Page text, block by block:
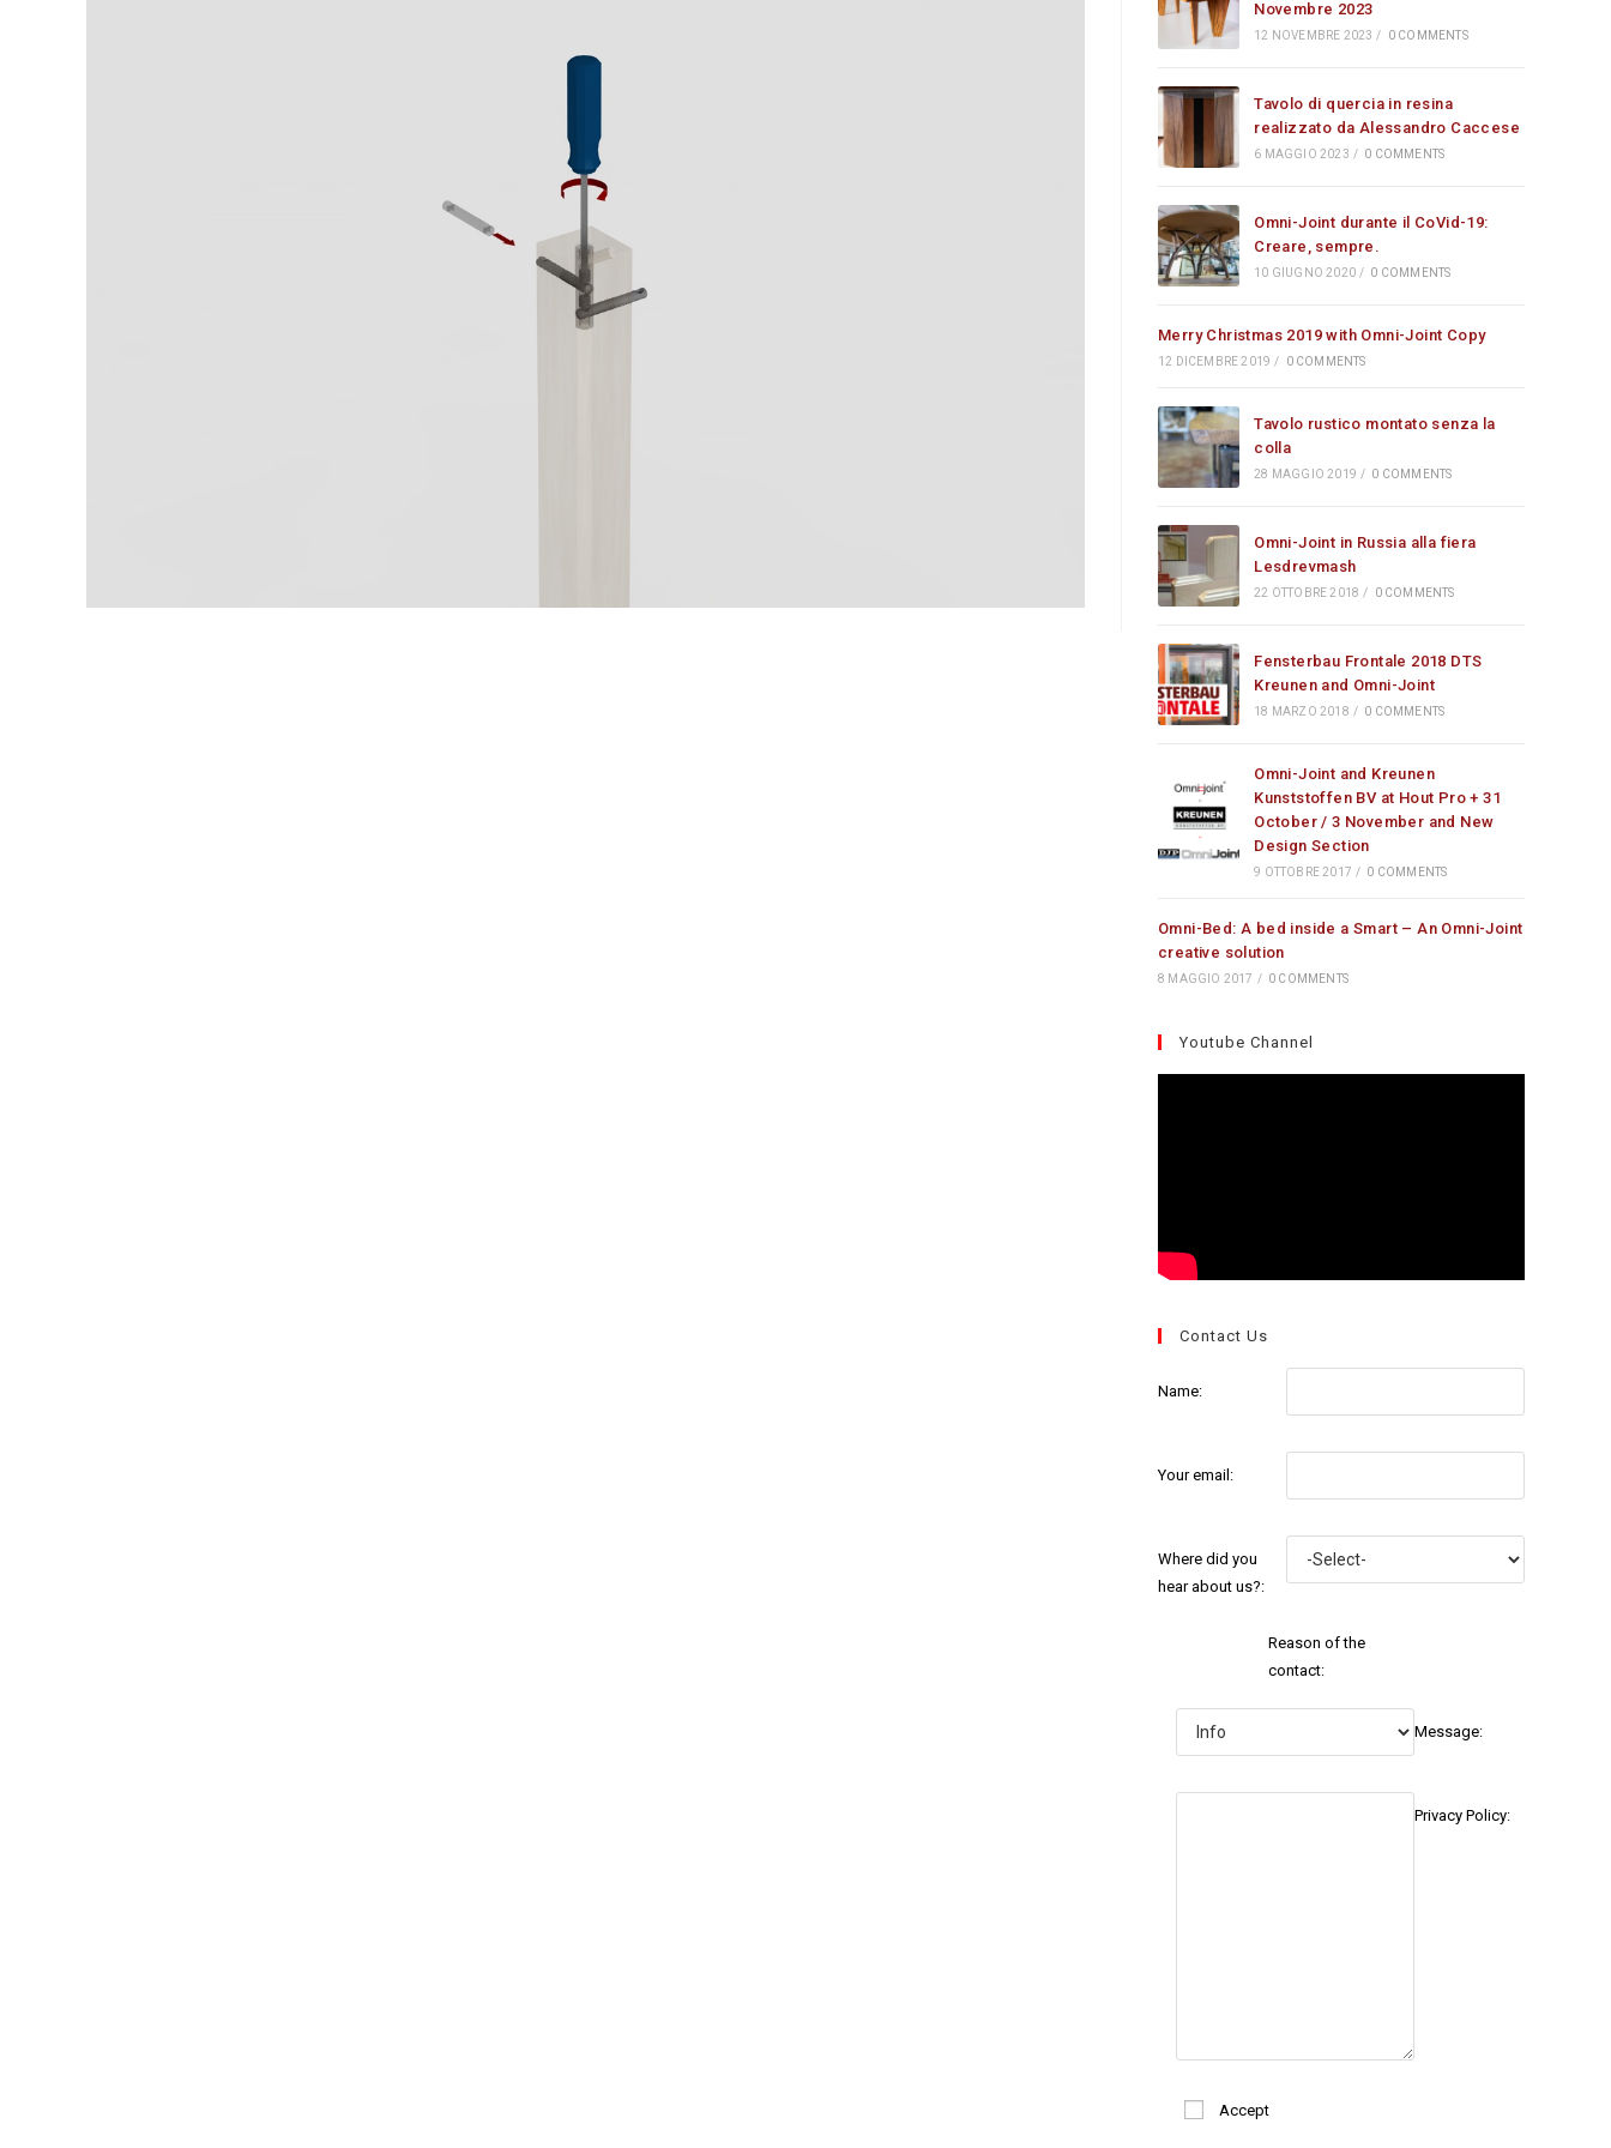
Novembre 2023
12 NOVEMBRE 2023 / 0 COMMENTS
Tavolo di quercia in resina
realizzato da Alessandro Caccese
6 MAGGIO 2023 / 0 COMMENTS
Omni-Joint durante il CoVid-19:
Creare, sempre.
10 GIUGNO 2020 / 0 COMMENTS
Merry Christmas 2019 with Omni-Joint Copy
12 DICEMBRE 2019 / 0 COMMENTS
Tavolo rustico montato senza la
colla
28 MAGGIO 2019 / 0 COMMENTS
Omni-Joint in Russia alla fiera
Lesdrevmash
22 OTTOBRE 2018 / 0 COMMENTS
Fensterbau Frontale 2018 DTS
Kreunen and Omni-Joint
18 MARZO 2018 / 0 COMMENTS
Omni-Joint and Kreunen
Kunststoffen BV at Hout Pro + 31
October / 3 November and New
Design Section
9 OTTOBRE 2017 / 0 COMMENTS
Omni-Bed: A bed inside a Smart – An Omni-Joint
creative solution
8 MAGGIO 2017 / 0 COMMENTS
Youtube Channel
Contact Us
Name:
Your email:
Where did you
hear about us?:
Reason of the
contact:
Message:
Privacy Policy:
Accept